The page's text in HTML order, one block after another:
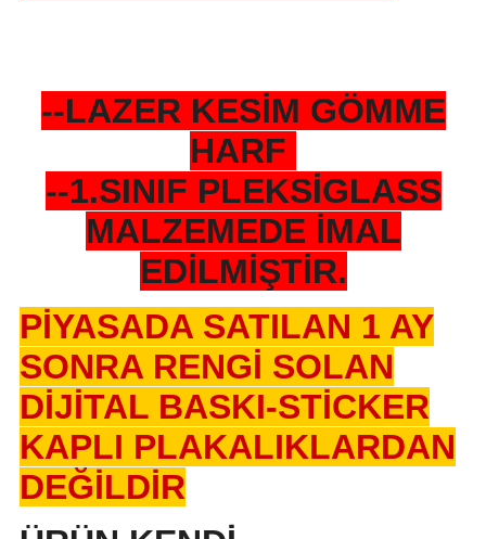
--LAZER KESİM GÖMME
HARF
--1.SINIF PLEKSİGLASS
MALZEMEDE İMAL
EDİLMİŞTİR.
PİYASADA SATILAN 1 AY
SONRA RENGİ SOLAN
DİJİTAL BASKI-STİCKER
KAPLI PLAKALIKLARDAN
DEĞİLDİR